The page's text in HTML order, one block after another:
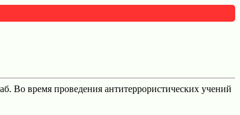
Во время проведения антитеррористических учений